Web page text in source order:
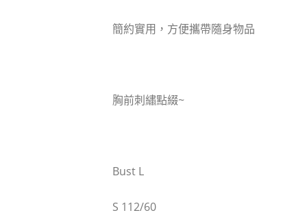
簡約實用，方便攜帶隨身物品
胸前刺繡點綴~
Bust L
S 112/60